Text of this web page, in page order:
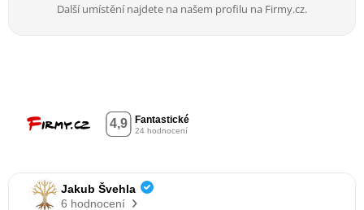
Další umístění najdete na našem profilu na Firmy.cz.